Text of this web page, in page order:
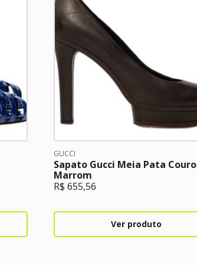
GUCCI
Sapato Gucci Meia Pata Couro
Marrom
R$ 655,56
Ver produto